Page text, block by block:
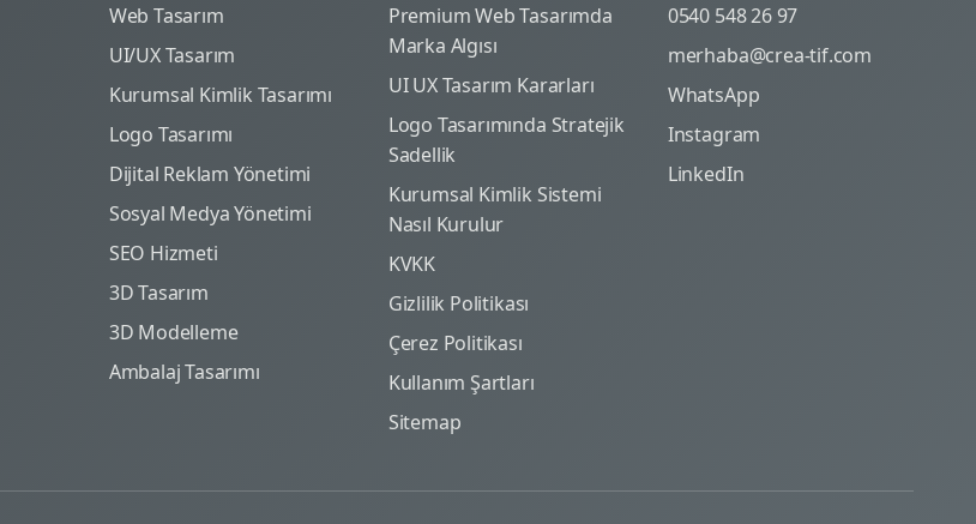
Web Tasarım
UI/UX Tasarım
Kurumsal Kimlik Tasarımı
Logo Tasarımı
Dijital Reklam Yönetimi
Sosyal Medya Yönetimi
SEO Hizmeti
3D Tasarım
3D Modelleme
Ambalaj Tasarımı
Premium Web Tasarımda
Marka Algısı
UI UX Tasarım Kararları
Logo Tasarımında Stratejik
Sadellik
Kurumsal Kimlik Sistemi
Nasıl Kurulur
KVKK
Gizlilik Politikası
Çerez Politikası
Kullanım Şartları
Sitemap
0540 548 26 97
merhaba@crea-tif.com
WhatsApp
Instagram
LinkedIn